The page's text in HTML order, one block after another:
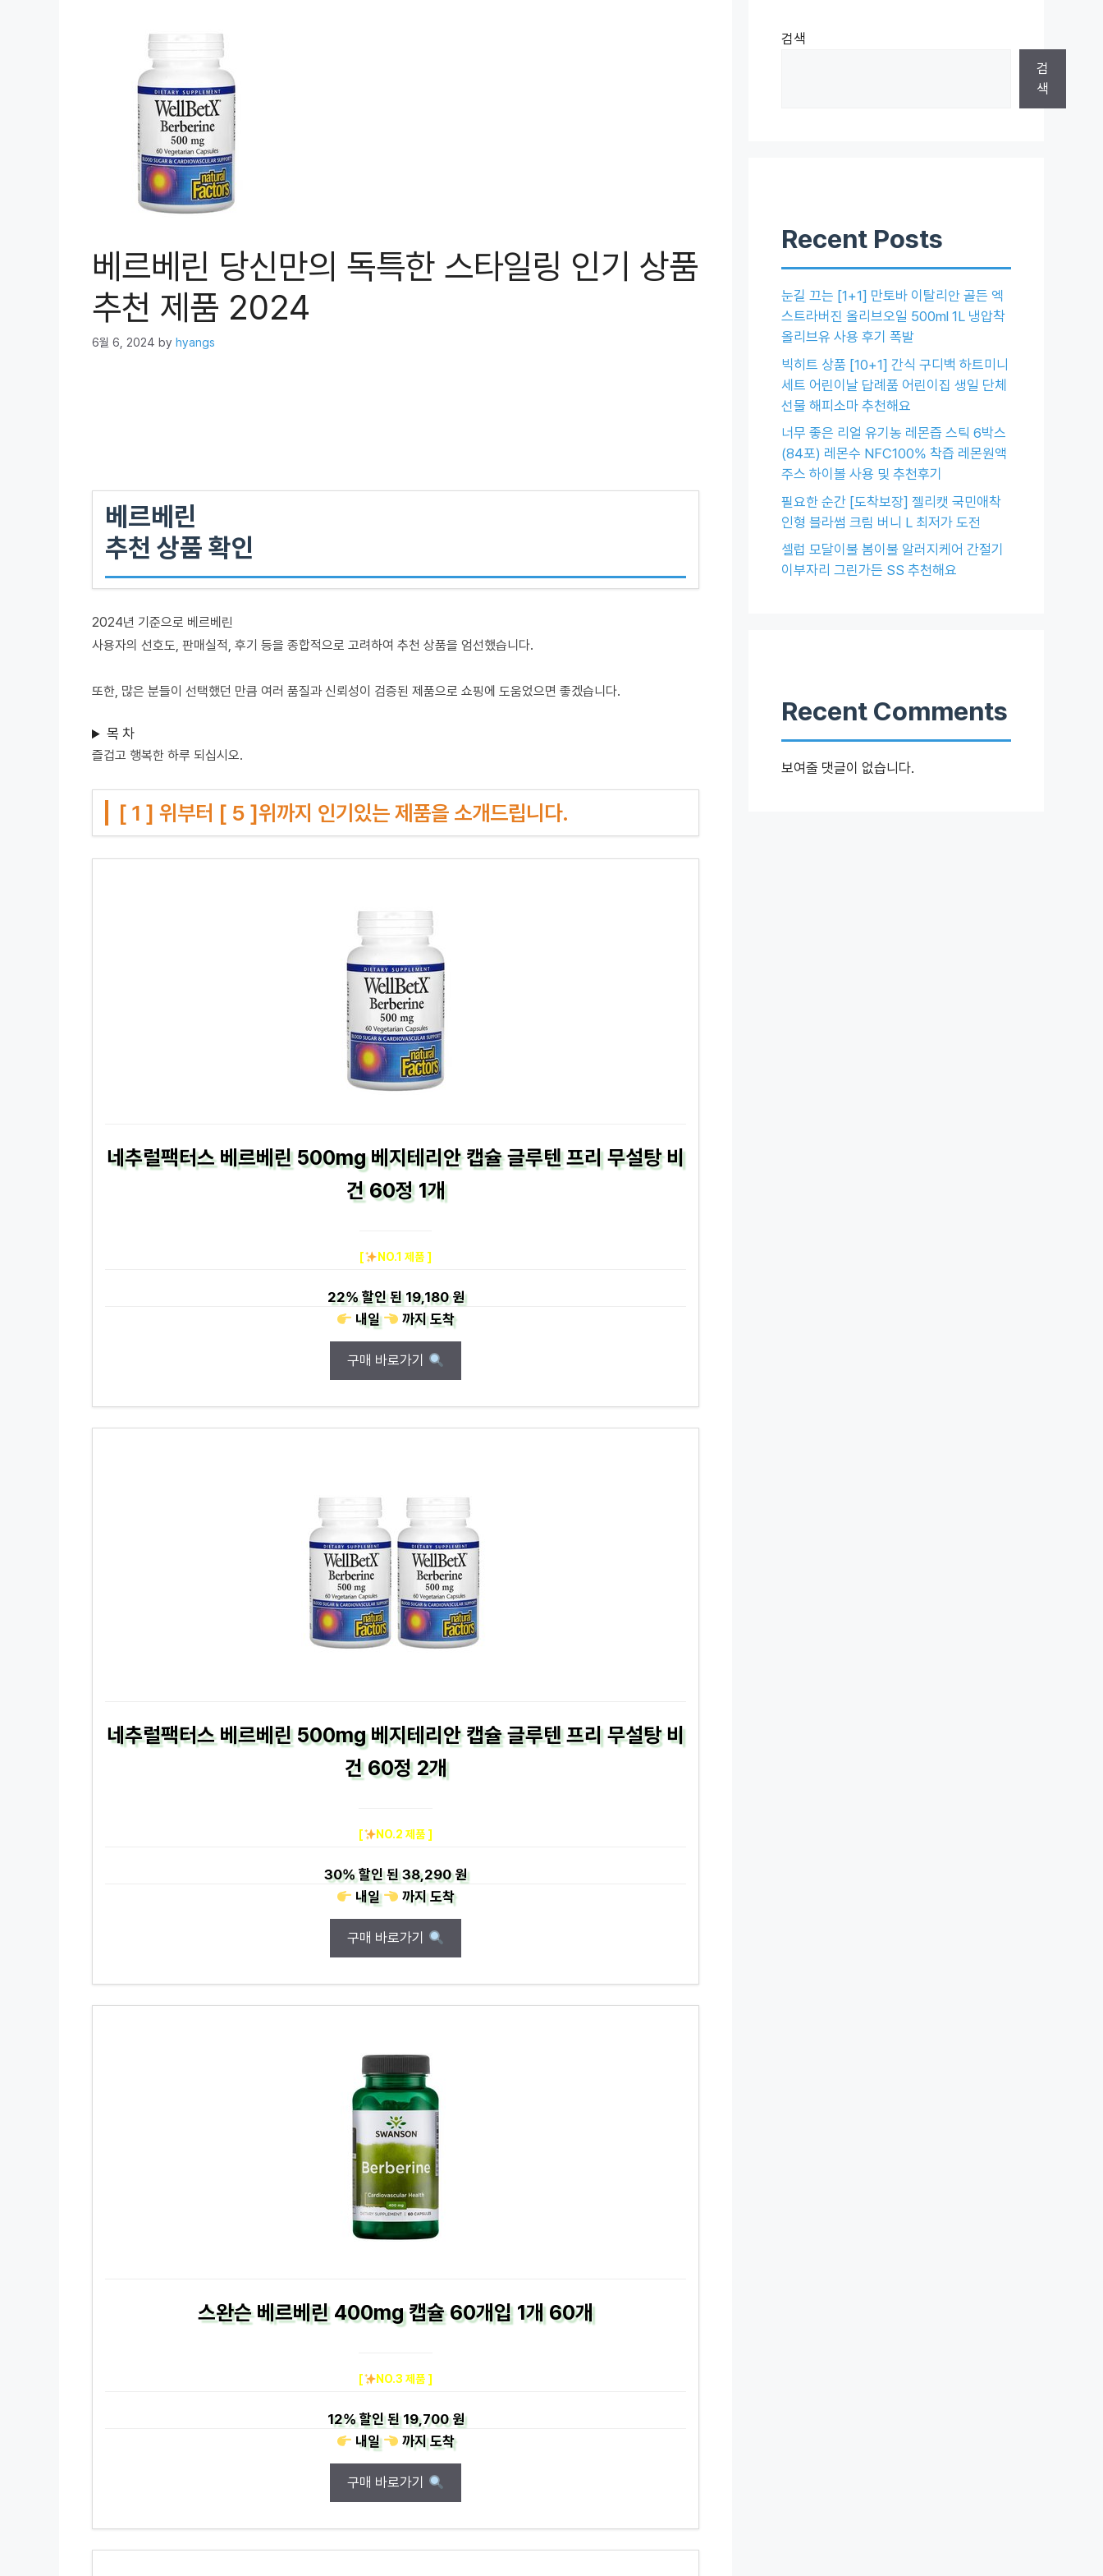
베르베린 당신만의 독특한 스타일링 인기 상품
추천 제품 2024
6월 6, 2024 by hyangs
베르베린
추천 상품 확인
2024년 기준으로 베르베린
사용자의 선호도, 판매실적, 후기 등을 종합적으로 고려하여 추천 상품을 엄선했습니다.
또한, 많은 분들이 선택했던 만큼 여러 품질과 신뢰성이 검증된 제품으로 쇼핑에 도움었으면 좋겠습니다.
목 차
즐겁고 행복한 하루 되십시오.
[ 1 ] 위부터 [ 5 ]위까지 인기있는 제품을 소개드립니다.
네추럴팩터스 베르베린 500mg 베지테리안 캡슐 글루텐 프리 무설탕 비
건 60정 1개
[ NO.1 제품 ]
22%할인 된19,180 원
내일
까지도착
구매 바로가기
네추럴팩터스 베르베린 500mg 베지테리안 캡슐 글루텐 프리 무설탕 비
건 60정 2개
[ NO.2 제품 ]
30%할인 된38,290 원
내일
까지도착
구매 바로가기
스완슨 베르베린 400mg 캡슐 60개입 1개 60개
[ NO.3 제품 ]
12%할인 된19,700 원
내일
까지도착
구매 바로가기
검색
검
색
Recent Posts
눈길 끄는 [1+1] 만토바 이탈리안 골든 엑
스트라버진 올리브오일 500ml 1L 냉압착
올리브유 사용 후기 폭발
빅히트 상품 [10+1] 간식 구디백 하트미니
세트 어린이날 답례품 어린이집 생일 단체
선물 해피소마 추천해요
너무 좋은 리얼 유기농 레몬즙 스틱 6박스
(84포) 레몬수 NFC100% 착즙 레몬원액
주스 하이볼 사용 및 추천후기
필요한 순간 [도착보장] 젤리캣 국민애착
인형 블라썸 크림 버니 L 최저가 도전
셀럽 모달이불 봄이불 알러지케어 간절기
이부자리 그린가든 SS 추천해요
Recent Comments
보여줄 댓글이 없습니다.